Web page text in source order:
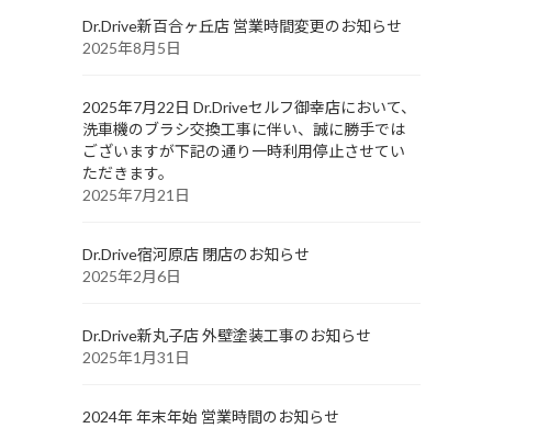
Dr.Drive新百合ヶ丘店 営業時間変更のお知らせ
2025年8月5日
2025年7月22日 Dr.Driveセルフ御幸店において、
洗車機のブラシ交換工事に伴い、誠に勝手では
ございますが下記の通り一時利用停止させてい
ただきます。
2025年7月21日
Dr.Drive宿河原店 閉店のお知らせ
2025年2月6日
Dr.Drive新丸子店 外壁塗装工事のお知らせ
2025年1月31日
2024年 年末年始 営業時間のお知らせ